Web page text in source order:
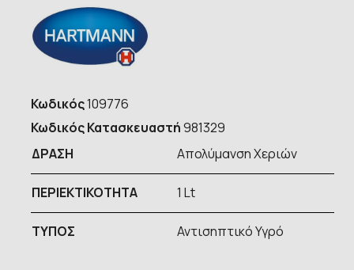
Κωδικός109776
Κωδικός Κατασκευαστή981329
ΔΡΑΣΗ
Απολύμανση Χεριών
ΠΕΡΙΕΚΤΙΚΟΤΗΤΑ 1 Lt
ΤΥΠOΣ Αντισηπτικό Υγρό